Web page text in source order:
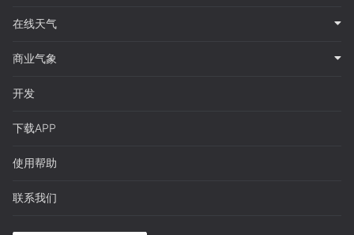
在线天气
商业气象
开发
下载APP
使用帮助
联系我们